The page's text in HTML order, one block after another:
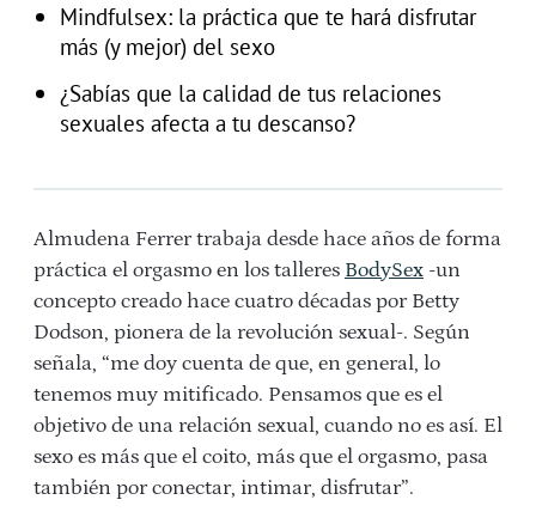
Mindfulsex: la práctica que te hará disfrutar
más (y mejor) del sexo
¿Sabías que la calidad de tus relaciones
sexuales afecta a tu descanso?
Almudena Ferrer trabaja desde hace años de forma
práctica el orgasmo en los talleres BodySex -un
concepto creado hace cuatro décadas por Betty
Dodson, pionera de la revolución sexual-. Según
señala, “me doy cuenta de que, en general, lo
tenemos muy mitificado. Pensamos que es el
objetivo de una relación sexual, cuando no es así. El
sexo es más que el coito, más que el orgasmo, pasa
también por conectar, intimar, disfrutar”.